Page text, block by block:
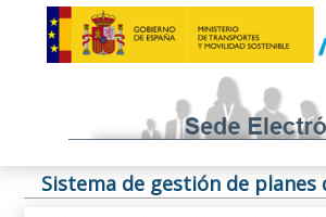
Sistema de gestión de planes